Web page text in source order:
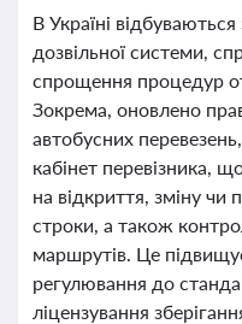
В Україні відбуваються
дозвільної системи,
спрощення процедур
Зокрема, оновлено
автобусних
кабінет перевізника,
на відкриття, зміну чи
строки, а також
маршрутів. Це
регулювання до
ліцензування